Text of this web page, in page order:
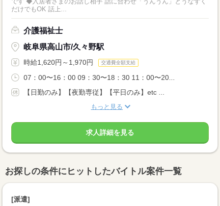
だけでもOK 話上...
介護福祉士
岐阜県高山市/久々野駅
時給1,620円～1,970円 交通費全額支給
07：00〜16：00 09：30〜18：30 11：00〜20...
【日勤のみ】【夜勤専従】【平日のみ】etc ...
もっと見る
求人詳細を見る
お探しの条件にヒットしたバイトル案件一覧
[派遣]